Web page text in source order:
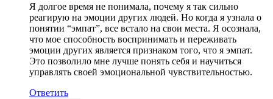
Я долгое время не понимала, почему я так сильно
реагирую на эмоции других людей. Но когда я узнала о
понятии “эмпат”, все встало на свои места. Я осознала,
что мое способность воспринимать и переживать
эмоции других является признаком того, что я эмпат.
Это позволило мне лучше понять себя и научиться
управлять своей эмоциональной чувствительностью.
Ответить